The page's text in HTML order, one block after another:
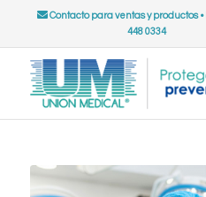
Contacto para ventas y productos•
448 0334